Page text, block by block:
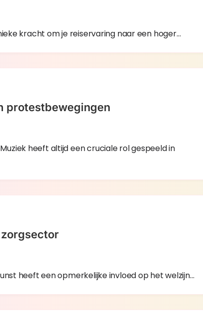
kracht om je reiservaring naar een hoger…
protestbewegingen
heeft altijd een cruciale rol gespeeld in
heeft een opmerkelijke invloed op het welzijn…